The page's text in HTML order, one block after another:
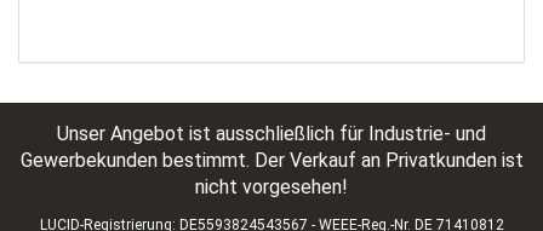
Unser Angebot ist ausschließlich für Industrie- und
Gewerbekunden bestimmt. Der Verkauf an Privatkunden ist
nicht vorgesehen!
LUCID-Registrierung: DE5593824543567 - WEEE-Reg.-Nr. DE 71410812